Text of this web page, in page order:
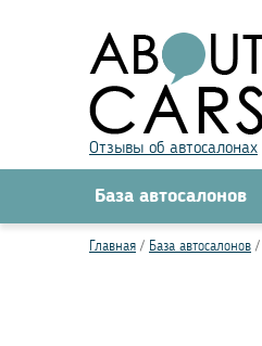
Отзывы об автосалонах
База автосалонов
Главная База автосалонов